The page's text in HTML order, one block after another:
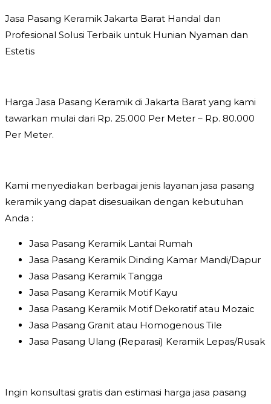
Jasa Pasang Keramik Jakarta Barat Handal dan
Profesional Solusi Terbaik untuk Hunian Nyaman dan
Estetis
Harga Jasa Pasang Keramik di Jakarta Barat yang kami
tawarkan mulai dari Rp. 25.000 Per Meter – Rp. 80.000
Per Meter.
Kami menyediakan berbagai jenis layanan jasa pasang
keramik yang dapat disesuaikan dengan kebutuhan
Anda :
Jasa Pasang Keramik Lantai Rumah
Jasa Pasang Keramik Dinding Kamar Mandi/Dapur
Jasa Pasang Keramik Tangga
Jasa Pasang Keramik Motif Kayu
Jasa Pasang Keramik Motif Dekoratif atau Mozaic
Jasa Pasang Granit atau Homogenous Tile
Jasa Pasang Ulang (Reparasi) Keramik Lepas/Rusak
Ingin konsultasi gratis dan estimasi harga jasa pasang